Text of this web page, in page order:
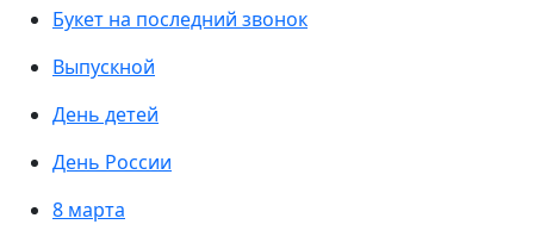
Букет на последний звонок
Выпускной
День детей
День России
8 марта